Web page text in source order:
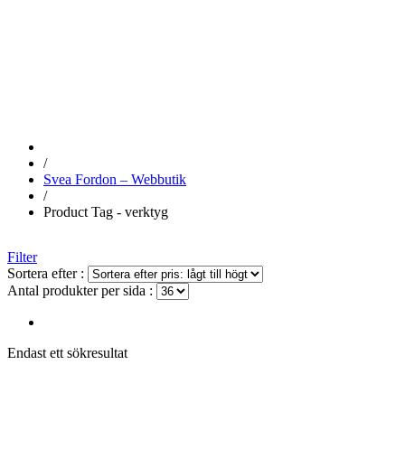
/
Svea Fordon – Webbutik
/
Product Tag - verktyg
Filter
Sortera efter :
Antal produkter per sida :
Endast ett sökresultat